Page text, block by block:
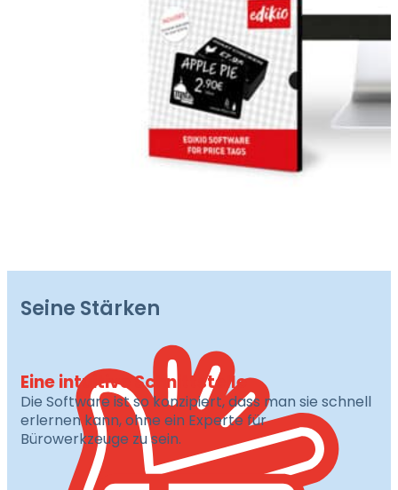
Seine Stärken
Eine intuitive Schnittstelle
Die Software ist so konzipiert, dass man sie schnell
erlernen kann, ohne ein Experte für
Bürowerkzeuge zu sein.